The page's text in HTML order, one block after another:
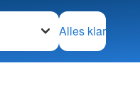
zu
Alles klar